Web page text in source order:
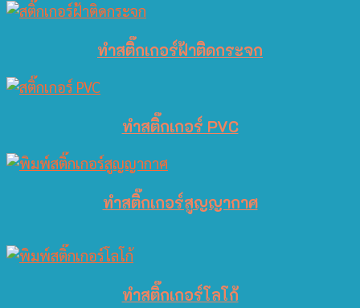
ทำสติ๊กเกอร์ฝ้าติดกระจก
ทำสติ๊กเกอร์ PVC
ทำสติ๊กเกอร์สูญญากาศ
ทำสติ๊กเกอร์โลโก้